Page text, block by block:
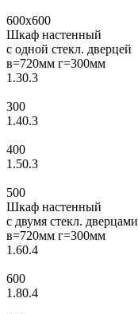
600x600
Шкаф настенный
с одной стекл. дверцей
в=720мм г=300мм
1.30.3
300
1.40.3
400
1.50.3
500
Шкаф настенный
с двумя стекл. дверцами
в=720мм г=300мм
1.60.4
600
1.80.4